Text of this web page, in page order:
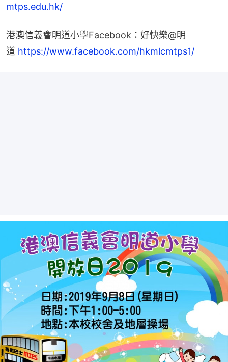
mtps.edu.hk/
港澳信義會明道小學Facebook：好快樂@明
道 https://www.facebook.com/hkmlcmtps1/